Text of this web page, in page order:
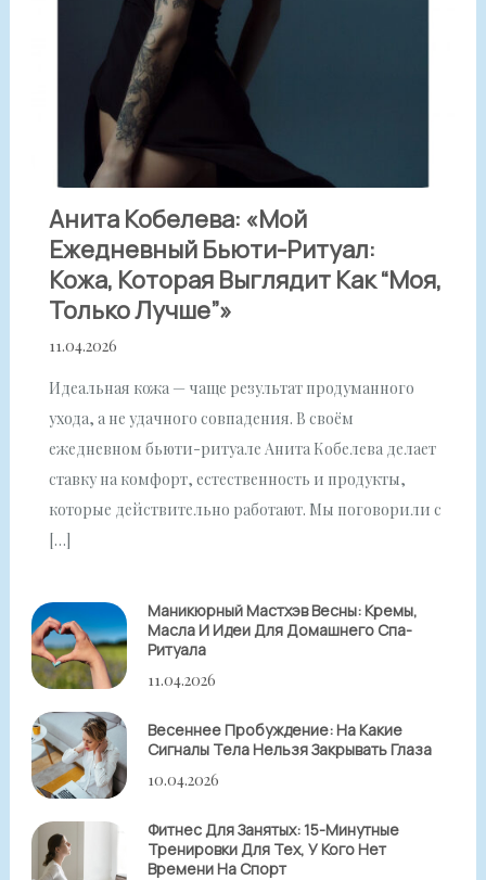
Анита Кобелева: «Мой
Ежедневный Бьюти-Ритуал:
Кожа, Которая Выглядит Как “моя,
Только Лучше”»
11.04.2026
Идеальная кожа — чаще результат продуманного
ухода, а не удачного совпадения. В своём
ежедневном бьюти-ритуале Анита Кобелева делает
ставку на комфорт, естественность и продукты,
которые действительно работают. Мы поговорили с
[…]
Маникюрный Мастхэв Весны: Кремы,
Масла И Идеи Для Домашнего Спа-
Ритуала
11.04.2026
Весеннее Пробуждение: На Какие
Сигналы Тела Нельзя Закрывать Глаза
10.04.2026
Фитнес Для Занятых: 15-Минутные
Тренировки Для Тех, У Кого Нет
Времени На Спорт